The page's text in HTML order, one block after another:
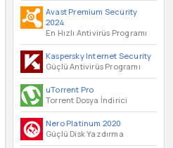
Avast Premium Security
2024
En Hızlı Antivirüs Programı
Kaspersky Internet Security
Güçlü Antivirüs Programı
uTorrent Pro
Torrent Dosya İndirici
Nero Platinum 2020
Güçlü Disk Yazdırma